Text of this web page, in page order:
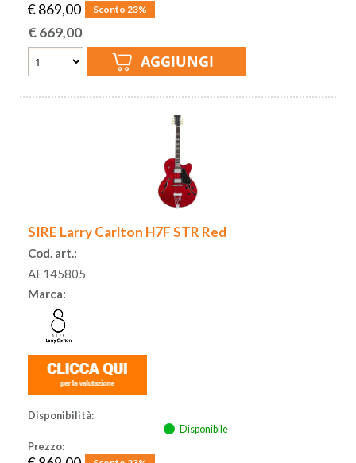
€ 869,00 Sconto 23%
€669,00
SIRE Larry Carlton H7F STR Red
Cod. art.:
AE145805
Marca:
Disponibilità:
Disponibile
Prezzo: